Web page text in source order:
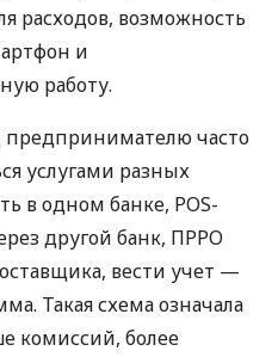
расходов, возможность
и
работу.
предпринимателю часто
услугами разных
в одном банке, POS-
другой банк, ПРРО
вести учет —
Такая схема означала
комиссий, более